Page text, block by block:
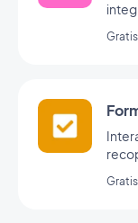
Gratis
Gratis